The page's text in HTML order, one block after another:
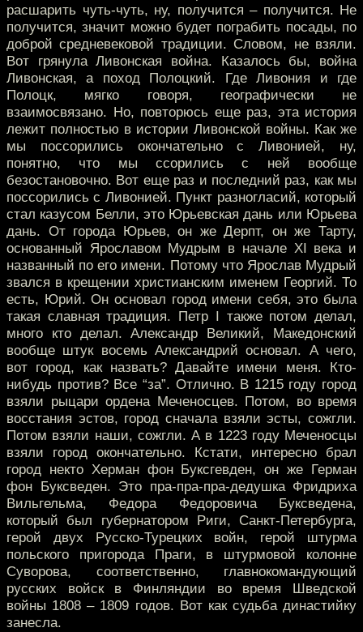
расшарить чуть-чуть, ну, получится – получится. Не
получится, значит можно будет пограбить посады, по
доброй средневековой традиции. Словом, не взяли.
Вот грянула Ливонская война. Казалось бы, война
Ливонская, а поход Полоцкий. Где Ливония и где
Полоцк, мягко говоря, географически не
взаимосвязано. Но, повторюсь еще раз, эта история
лежит полностью в истории Ливонской войны. Как же
мы поссорились окончательно с Ливонией, ну,
понятно, что мы ссорились с ней вообще
безостановочно. Вот еще раз и последний раз, как мы
поссорились с Ливонией. Пункт разногласий, который
стал казусом Белли, это Юрьевская дань или Юрьева
дань. От города Юрьев, он же Дерпт, он же Тарту,
основанный Ярославом Мудрым в начале XI века и
названный по его имени. Потому что Ярослав Мудрый
звался в крещении христианским именем Георгий. То
есть, Юрий. Он основал город имени себя, это была
такая славная традиция. Петр I также потом делал,
много кто делал. Александр Великий, Македонский
вообще штук восемь Александрий основал. А чего,
вот город, как назвать? Давайте имени меня. Кто-
нибудь против? Все “за”. Отлично. В 1215 году город
взяли рыцари ордена Меченосцев. Потом, во время
восстания эстов, город сначала взяли эсты, сожгли.
Потом взяли наши, сожгли. А в 1223 году Меченосцы
взяли город окончательно. Кстати, интересно брал
город некто Херман фон Буксгевден, он же Герман
фон Буксведен. Это пра-пра-пра-дедушка Фридриха
Вильгельма, Федора Федоровича Буксведена,
который был губернатором Риги, Санкт-Петербурга,
герой двух Русско-Турецких войн, герой штурма
польского пригорода Праги, в штурмовой колонне
Суворова, соответственно, главнокомандующий
русских войск в Финляндии во время Шведской
войны 1808 – 1809 годов. Вот как судьба династийку
занесла.